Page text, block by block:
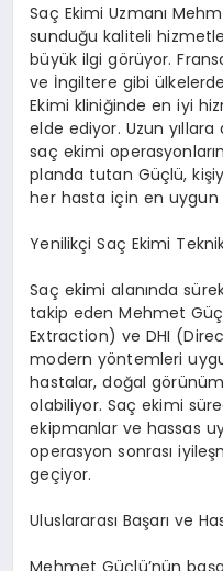
Saç Ekimi Uzmanı
sunduğu kaliteli
büyük ilgi görüyor.
ve İngiltere gibi
Ekimi kliniğinde en iyi
elde ediyor. Uzun
saç ekimi
planda tutan Güçlü,
her hasta için en uygun
Yenilikçi Saç Ekimi
Saç ekimi alanında
takip eden Mehmet
Extraction) ve DHI
modern yöntemleri
hastalar, doğal
olabiliyor. Saç ekimi
ekipmanlar ve hassas
operasyon sonrası
geçiyor.
Uluslararası Başarı ve
Mehmet Güçlü’nün